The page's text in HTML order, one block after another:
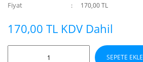
Fiyat 170,00 TL
170,00 TL KDV Dahil
SEPETE EKLE